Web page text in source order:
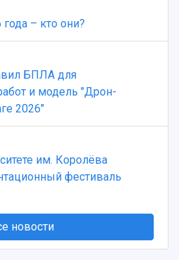
– кто они?
БПЛА для
и модель "Дрон-
2026"
им. Королёва
фестиваль
новости